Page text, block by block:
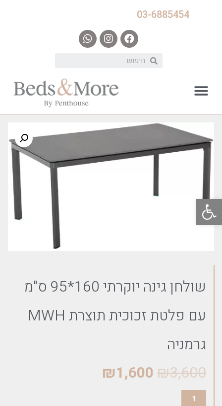
פתח סרגל נגישות
03-6885454
שולחן גינה יוקרתי 160*95 ס"מ
עם פלטת זכוכית תוצרת MWH
גרמניה
₪3,600
₪1,600